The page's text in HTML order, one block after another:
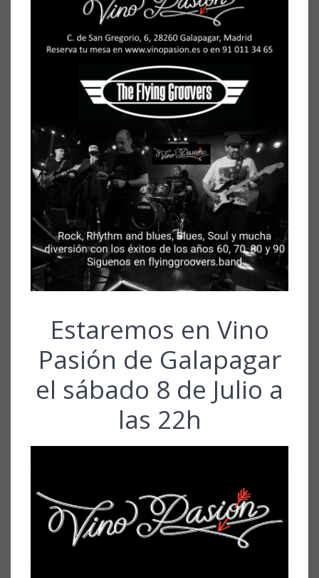
Estaremos en Vino
Pasión de Galapagar
el sábado 8 de Julio a
las 22h